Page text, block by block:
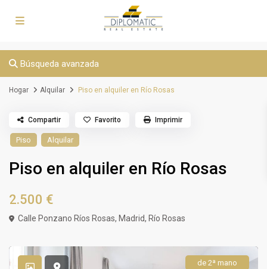
Búsqueda avanzada
Hogar Alquilar Piso en alquiler en Río Rosas
Piso Alquilar
Piso en alquiler en Río Rosas
2.500 €
Calle Ponzano Ríos Rosas, Madrid, Río Rosas
Compartir Favorito Imprimir
de 2ª mano